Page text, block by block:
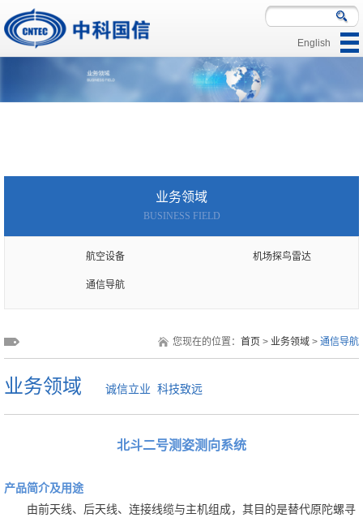
English
|||
业务领域
BUSINESS FIELD
航空设备 机场探鸟雷达
通信导航
您现在的位置： 首页 > 业务领域 > 通信导航
业务领域 诚信立业 科技致远
北斗二号测姿测向系统
产品简介及用途
由前天线、后天线、连接线缆与主机组成，其目的是替代原陀螺寻